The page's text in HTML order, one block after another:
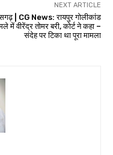
NEXT ARTICLE
| CG News: रायपुर गोलीकांड
में वीरेंद्र तोमर बरी, कोर्ट ने कहा –
संदेह पर टिका था पूरा मामला